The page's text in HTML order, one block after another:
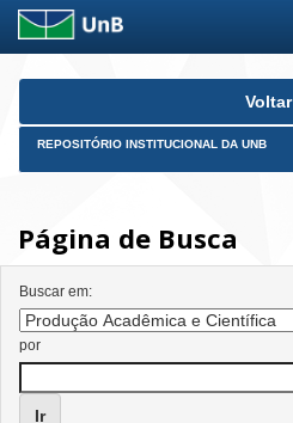
Skip
Voltar
REPOSITÓRIO INSTITUCIONAL DA UNB
Página de Busca
Buscar em:
por